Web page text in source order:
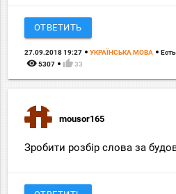
ОТВЕТИТЬ
27.09.2018 19:27 УКРАЇНСЬКА МОВА
remove_red_eye 5307 thumb_up 33
mousor165
Зробити розбір слова за